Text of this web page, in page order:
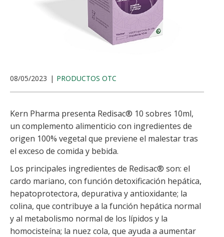
08/05/2023 PRODUCTOS OTC
Kern Pharma presenta Redisac® 10 sobres 10ml,
un complemento alimenticio con ingredientes de
origen 100% vegetal que previene el malestar tras
el exceso de comida y bebida.
Los principales ingredientes de Redisac® son: el
cardo mariano, con función detoxificación hepática,
hepatoprotectora, depurativa y antioxidante; la
colina, que contribuye a la función hepática normal
y al metabolismo normal de los lípidos y la
homocisteína; la nuez cola, que ayuda a aumentar